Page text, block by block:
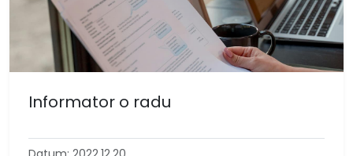
Informator o radu